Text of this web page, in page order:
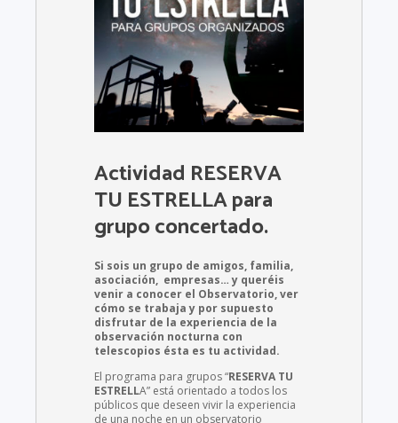
Actividad RESERVA
TU ESTRELLA para
grupo concertado.
Si sois un grupo de amigos, familia,
asociación, empresas… y queréis
venir a conocer el Observatorio, ver
cómo se trabaja y por supuesto
disfrutar de la experiencia de la
observación nocturna con
telescopios ésta es tu actividad.
El programa para grupos “RESERVA TU
ESTRELLA” está orientado a todos los
públicos que deseen vivir la experiencia
de una noche en un observatorio